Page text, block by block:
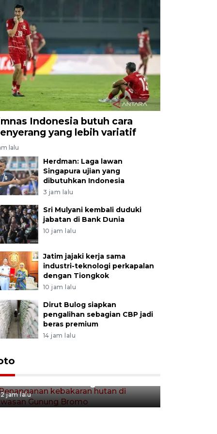
Indonesia butuh cara
yang lebih variatif
lalu
Herdman: Laga lawan
Singapura ujian yang
dibutuhkan Indonesia
3 jam lalu
Sri Mulyani kembali duduki
jabatan di Bank Dunia
10 jam lalu
Jatim jajaki kerja sama
industri-teknologi perkapalan
dengan Tiongkok
10 jam lalu
Dirut Bulog siapkan
pengalihan sebagian CBP jadi
beras premium
14 jam lalu
Penanganan kebakaran hutan
2 jam lalu